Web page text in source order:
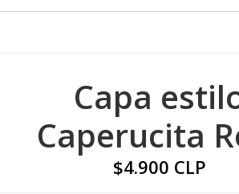
Capa
Caperucita
$4.900 CLP